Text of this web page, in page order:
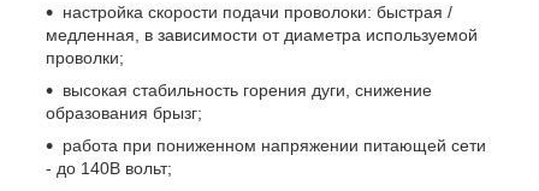
настройка скорости подачи проволоки: быстрая /
медленная, в зависимости от диаметра используемой
проволки;
высокая стабильность горения дуги, снижение
образования брызг;
работа при пониженном напряжении питающей сети
- до 140В вольт;